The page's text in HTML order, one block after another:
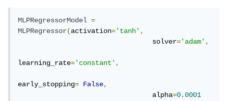
MLPRegressorModel
=
MLPRegressor(activation='tanh',
                                 solver
='adam',
learning_rate='constant',
early_stopping= False,
                                 alpha
=0.0001